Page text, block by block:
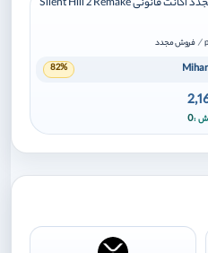
فروش مجدد اکانت قانونی Silent Hill 2 Remake
/ فروش مجدد
82%
0